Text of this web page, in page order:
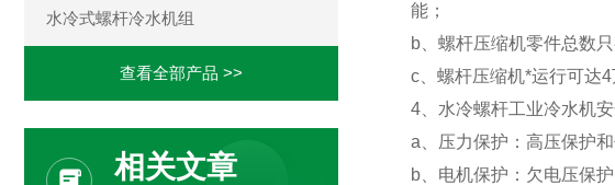
水冷式螺杆冷水机组
查看全部产品 >>
相关文章
能；
b、 螺杆压缩机零件总数
c、 螺杆压缩机*运行可达4
4、水冷螺杆工业冷水机
a
压力保护：高压保护
b、 电机保护：欠电压保